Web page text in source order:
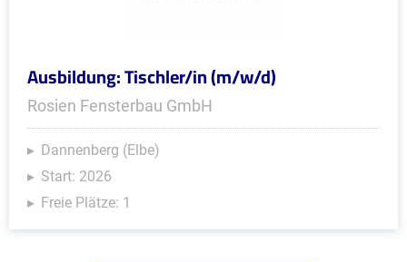
Ausbildung: Tischler/in (m/w/d)
Rosien Fensterbau GmbH
Dannenberg (Elbe)
Start: 2026
Freie Plätze: 1